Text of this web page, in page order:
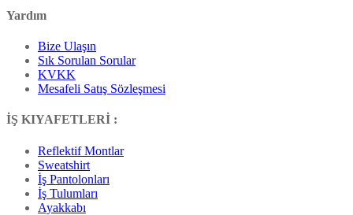
Yardım
Bize Ulaşın
Sık Sorulan Sorular
KVKK
Mesafeli Satış Sözleşmesi
İŞ KIYAFETLERİ :
Reflektif Montlar
Sweatshirt
İş Pantolonları
İş Tulumları
Ayakkabı